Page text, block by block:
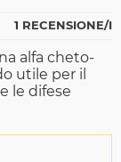
1 RECENSIONE/I
alfa cheto-
utile per il
le difese